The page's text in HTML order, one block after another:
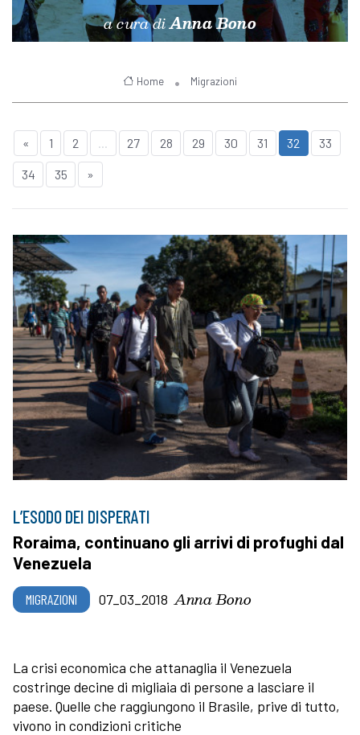
a cura diAnna Bono
Home Migrazioni
« 1 2 27 28 29 30 31 32 33
34 35 »
L’ESODO DEI DISPERATI
Roraima, continuano gli arrivi di profughi dal
Venezuela
MIGRAZIONI 07_03_2018 Anna Bono
La crisi economica che attanaglia il Venezuela
costringe decine di migliaia di persone a lasciare il
paese. Quelle che raggiungono il Brasile, prive di tutto,
vivono in condizioni critiche